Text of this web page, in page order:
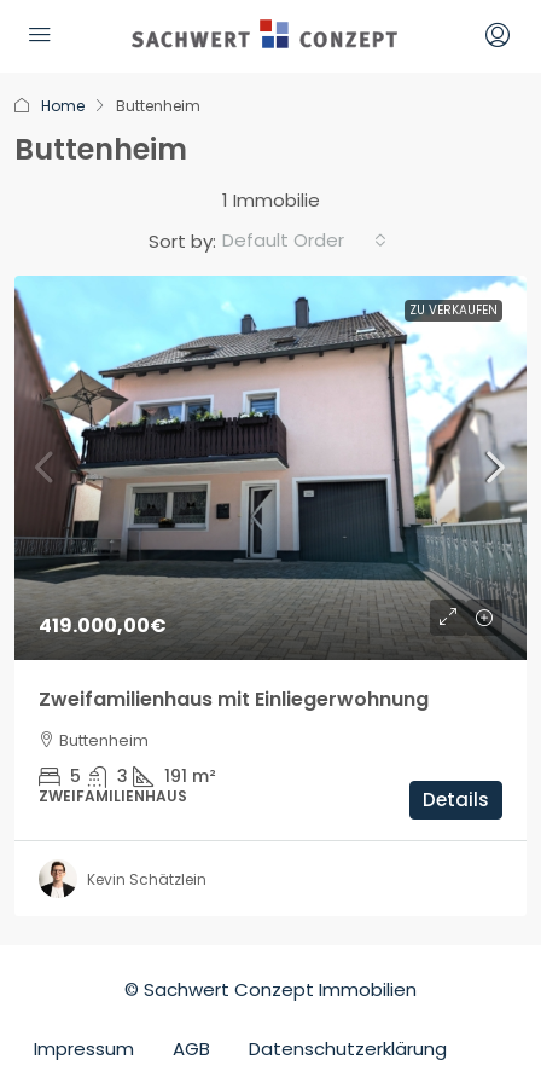
Home Buttenheim
Buttenheim
1 Immobilie
Sort by: Default Order
ZU VERKAUFEN
419.000,00€
Zweifamilienhaus mit Einliegerwohnung
Buttenheim
5 3 191 m²
ZWEIFAMILIENHAUS Details
Kevin Schätzlein
© Sachwert Conzept Immobilien
Impressum AGB Datenschutzerklärung